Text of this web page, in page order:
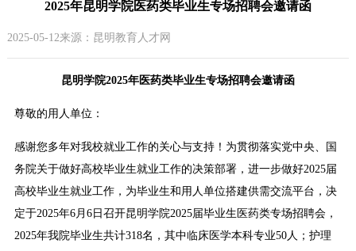
2025年昆明学院医药类毕业生专场招聘会邀请函
2025-05-12来源：昆明教育人才网
昆明学院2025年医药类毕业生专场招聘会邀请函
尊敬的用人单位：
感谢您多年对我校就业工作的关心与支持！为贯彻落实党中央、国
务院关于做好高校毕业生就业工作的决策部署，进一步做好2025届
高校毕业生就业工作，为毕业生和用人单位搭建供需交流平台，决
定于2025年6月6日召开昆明学院2025届毕业生医药类专场招聘会，
2025年我院毕业生共计318名，其中临床医学本科专业50人；护理